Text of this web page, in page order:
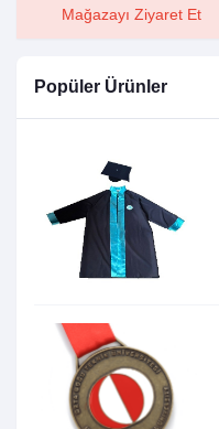
Mağazayı Ziyaret Et
Popüler Ürünler